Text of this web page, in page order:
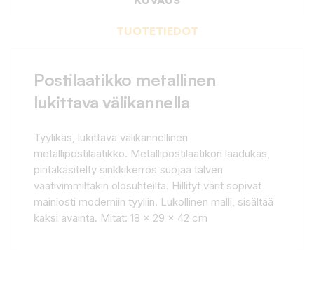
TUOTETIEDOT
Postilaatikko metallinen
lukittava välikannella
Tyylikäs, lukittava välikannellinen
metallipostilaatikko. Metallipostilaatikon laadukas,
pintakäsitelty sinkkikerros suojaa talven
vaativimmiltakin olosuhteilta. Hillityt värit sopivat
mainiosti moderniin tyyliin. Lukollinen malli, sisältää
kaksi avainta. Mitat: 18 x 29 x 42 cm